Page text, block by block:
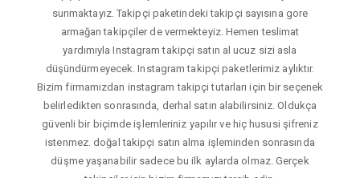
sunmaktayız. Takipçi paketindeki takipçi sayısına gore
armağan takipçiler de vermekteyiz. Hemen teslimat
yardımıyla Instagram takipçi satın al ucuz sizi asla
düşündürmeyecek. Instagram takipçi paketlerimiz aylıktır.
Bizim firmamızdan instagram takipçi tutarları için bir seçenek
belirledikten sonrasında, derhal satın alabilirsiniz. Oldukça
güvenli bir biçimde işlemleriniz yapılır ve hiç hususi şifreniz
istenmez. doğal takipçi satın alma işleminden sonrasında
düşme yaşanabilir sadece bu ilk aylarda olmaz. Gerçek